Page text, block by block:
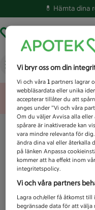
💊 Hämta dina
Vad letar du
Vi bryr oss om din
Vi och våra1 partners lagrar
webbläsardata eller unika
accepterar tillåter du att
anges under ”Vi och våra
Om du väljer Avvisa alla eller
spårare är inaktiverade kan
vara mindre relevanta för
ändra dina val eller återkalla
på länken Anpassa
kommer att ha effekt inom
integritetspolicy.
Vi och våra partners
Lagra och/eller få åtkomst
begränsade data för att välja